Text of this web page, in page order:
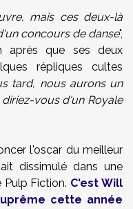
mais ces deux-là
concours de danse",
après que ses deux
répliques cultes
tard, nous aurons un
diriez-vous d'un Royale
l'oscar du meilleur
dissimulé dans une
Fiction. C'est Will
cette année